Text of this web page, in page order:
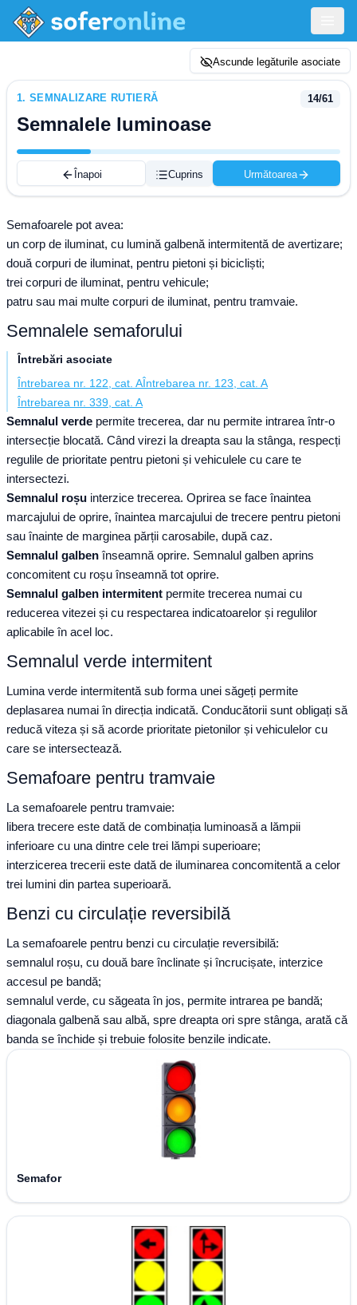
Ascunde legăturile asociate
1. SEMNALIZARE RUTIERĂ
Semnalele luminoase
14/61
Înapoi Cuprins Următoarea
Semafoarele pot avea:
un corp de iluminat, cu lumină galbenă intermitentă de avertizare;
două corpuri de iluminat, pentru pietoni și bicicliști;
trei corpuri de iluminat, pentru vehicule;
patru sau mai multe corpuri de iluminat, pentru tramvaie.
Semnalele semaforului
Întrebări asociate
Întrebarea nr. 122, cat. AÎntrebarea nr. 123, cat. A
Întrebarea nr. 339, cat. A
Semnalul verde permite trecerea, dar nu permite intrarea într-o
intersecție blocată. Când virezi la dreapta sau la stânga, respecți
regulile de prioritate pentru pietoni și vehiculele cu care te
intersectezi.
Semnalul roșu interzice trecerea. Oprirea se face înaintea
marcajului de oprire, înaintea marcajului de trecere pentru pietoni
sau înainte de marginea părții carosabile, după caz.
Semnalul galbenînseamnă oprire. Semnalul galben aprins
concomitent cu roșu înseamnă tot oprire.
Semnalul galben intermitent permite trecerea numai cu
reducerea vitezei și cu respectarea indicatoarelor și regulilor
aplicabile în acel loc.
Semnalul verde intermitent
Lumina verde intermitentă sub forma unei săgeți permite
deplasarea numai în direcția indicată. Conducătorii sunt obligați să
reducă viteza și să acorde prioritate pietonilor și vehiculelor cu
care se intersectează.
Semafoare pentru tramvaie
La semafoarele pentru tramvaie:
libera trecere este dată de combinația luminoasă a lămpii
inferioare cu una dintre cele trei lămpi superioare;
interzicerea trecerii este dată de iluminarea concomitentă a celor
trei lumini din partea superioară.
Benzi cu circulație reversibilă
La semafoarele pentru benzi cu circulație reversibilă:
semnalul roșu, cu două bare înclinate și încrucișate, interzice
accesul pe bandă;
semnalul verde, cu săgeata în jos, permite intrarea pe bandă;
diagonala galbenă sau albă, spre dreapta ori spre stânga, arată că
banda se închide și trebuie folosite benzile indicate.
Semafor